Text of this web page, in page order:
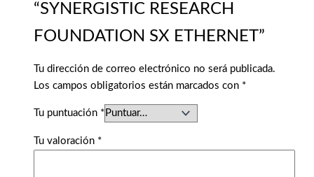
“SYNERGISTIC RESEARCH
FOUNDATION SX ETHERNET”
Tu dirección de correo electrónico no será publicada.
Los campos obligatorios están marcados con *
Tu puntuación *
Tu valoración *